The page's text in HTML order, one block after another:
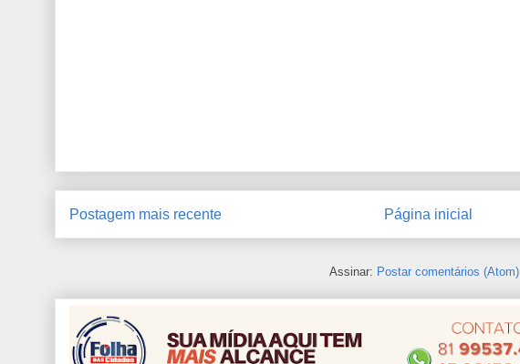
Postagem mais recente Página inicial
Assinar: Postar comentários (Atom)